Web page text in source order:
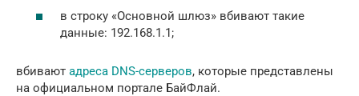
в строку «Основной шлюз» вбивают такие
данные: 192.168.1.1;
вбивают адреса DNS-серверов, которые представлены
на официальном портале БайФлай.